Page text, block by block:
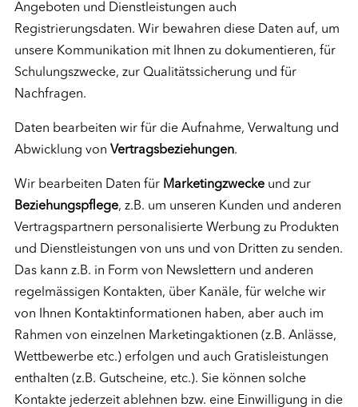
Angeboten und Dienstleistungen auch
Registrierungsdaten. Wir bewahren diese Daten auf, um
unsere Kommunikation mit Ihnen zu dokumentieren, für
Schulungszwecke, zur Qualitätssicherung und für
Nachfragen.
Daten bearbeiten wir für die Aufnahme, Verwaltung und
Abwicklung von Vertragsbeziehungen.
Wir bearbeiten Daten für Marketingzwecke und zur
Beziehungspflege, z.B. um unseren Kunden und anderen
Vertragspartnern personalisierte Werbung zu Produkten
und Dienstleistungen von uns und von Dritten zu senden.
Das kann z.B. in Form von Newslettern und anderen
regelmässigen Kontakten, über Kanäle, für welche wir
von Ihnen Kontaktinformationen haben, aber auch im
Rahmen von einzelnen Marketingaktionen (z.B. Anlässe,
Wettbewerbe etc.) erfolgen und auch Gratisleistungen
enthalten (z.B. Gutscheine, etc.). Sie können solche
Kontakte jederzeit ablehnen bzw. eine Einwilligung in die